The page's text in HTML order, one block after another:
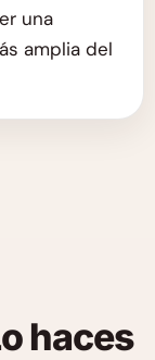
una
amplia del
haces